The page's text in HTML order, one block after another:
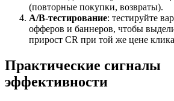
(повторные покупки, возвраты).
A/B-тестирование: тестируйте
офферов и баннеров, чтобы
прирост CR при той же цене
Практические сигналы
эффективности